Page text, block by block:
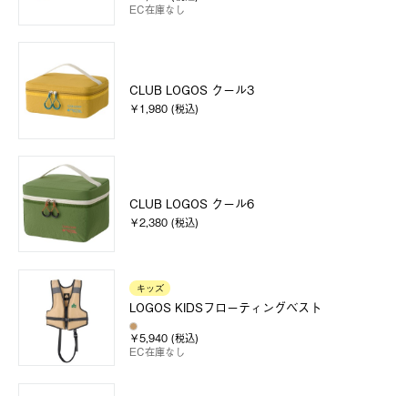
EC在庫なし
CLUB LOGOS クール3
￥1,980 (税込)
CLUB LOGOS クール6
￥2,380 (税込)
キッズ
LOGOS KIDSフローティングベスト
￥5,940 (税込)
EC在庫なし